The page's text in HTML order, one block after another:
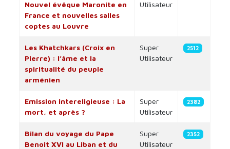
Nouvel évêque Maronite en
France et nouvelles salles
coptes au Louvre
Utilisateur
Les Khatchkars (Croix en
Pierre) : l’âme et la
spiritualité du peuple
arménien
Super
Utilisateur
2512
Emission intereligieuse : La
mort, et après ?
Super
Utilisateur
2382
Bilan du voyage du Pape
Benoit XVI au Liban et du
Super
Utilisateur
2352